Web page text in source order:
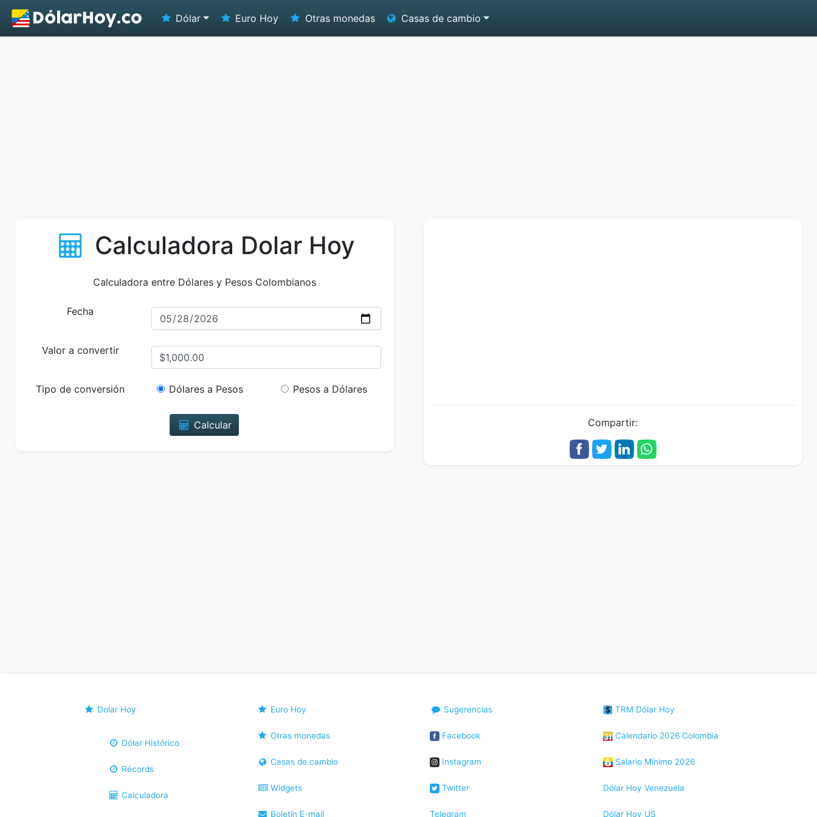
Dólar Euro Hoy Otras monedas Casas de cambio
Calculadora Dolar Hoy
Calculadora entre Dólares y Pesos Colombianos
Fecha
Valor a convertir
Tipo de conversión Dólares a Pesos Pesos a Dólares
Calcular Compartir:
Dolar Hoy
Dólar Histórico
Récords
Calculadora
Euro Hoy
Otras monedas
Casas de cambio
Widgets
Boletín E-mail
Sugerencias
Facebook
Instagram
Twitter
Telegram
TRM Dólar Hoy
Calendario 2026 Colombia
Salario Mínimo 2026
Dólar Hoy Venezuela
Dólar Hoy US